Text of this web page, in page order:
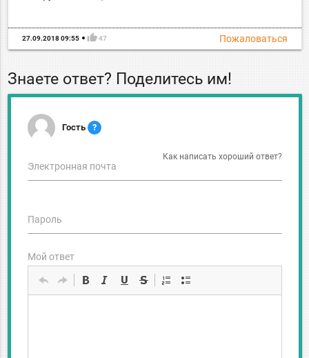
Пожаловаться
27.09.2018 09:55 thumb_up 47
Знаете ответ? Поделитесь им!
Гость ?
Как написать хороший ответ?
Электронная почта
Пароль
Мой ответ